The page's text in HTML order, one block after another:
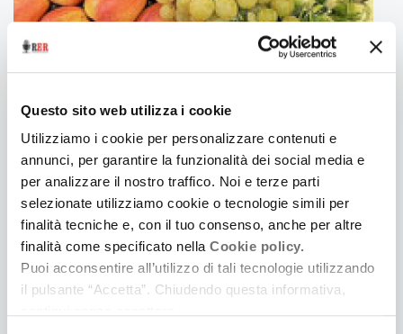
Questo sito web utilizza i cookie
Utilizziamo i cookie per personalizzare contenuti e
annunci, per garantire la funzionalità dei social media e
per analizzare il nostro traffico. Noi e terze parti
selezionate utilizziamo cookie o tecnologie simili per
finalità tecniche e, con il tuo consenso, anche per altre
finalità come specificato nella Cookie policy.
Puoi acconsentire all’utilizzo di tali tecnologie utilizzando
il pulsante “Accetta”. Chiudendo questa informativa,
6 Dicembre 2010
CONSUMARE BIO. L'INDAGINE ECROPOLIS
DELL'ALMA MATER
Campus, notizie dal mondo dell'Università e della
Ricerca